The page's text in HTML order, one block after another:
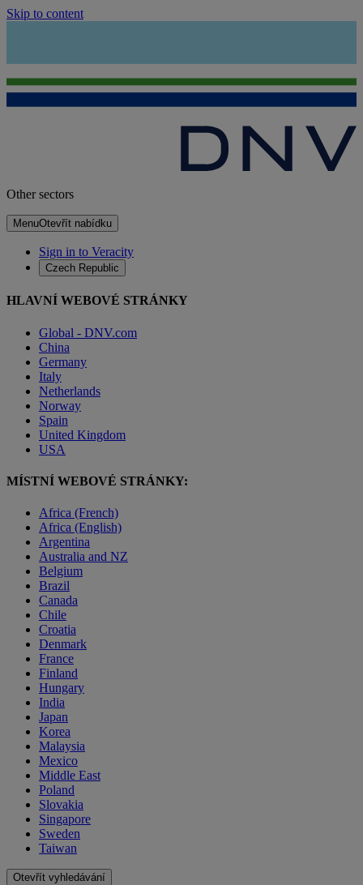
Skip to content
Other sectors
MenuOtevřít nabídku
Sign in to Veracity
Czech Republic
HLAVNÍ WEBOVÉ STRÁNKY
Global - DNV.com
China
Germany
Italy
Netherlands
Norway
Spain
United Kingdom
USA
MÍSTNÍ WEBOVÉ STRÁNKY:
Africa (French)
Africa (English)
Argentina
Australia and NZ
Belgium
Brazil
Canada
Chile
Croatia
Denmark
France
Finland
Hungary
India
Japan
Korea
Malaysia
Mexico
Middle East
Poland
Slovakia
Singapore
Sweden
Taiwan
Otevřít vyhledávání